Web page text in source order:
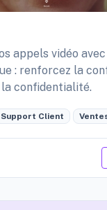
appels vidéo
: renforcez la
confidentialité.
Support Client